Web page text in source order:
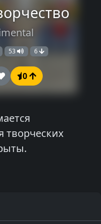
53 6
0
творческих